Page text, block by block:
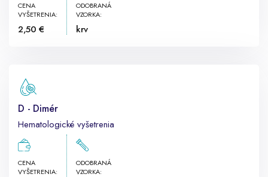
CENA
VYŠETRENIA:
2,50 €
ODOBRANÁ
VZORKA:
krv
D - Dimér
Hematologické vyšetrenia
CENA
VYŠETRENIA:
ODOBRANÁ
VZORKA: